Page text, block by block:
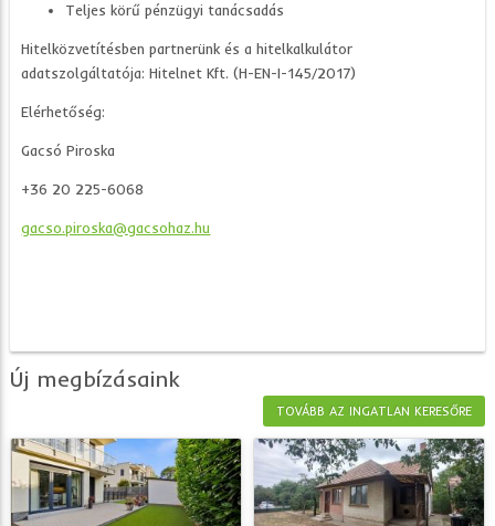
Teljes körű pénzügyi tanácsadás
Hitelközvetítésben partnerünk és a hitelkalkulátor
adatszolgáltatója: Hitelnet Kft. (H-EN-I-145/2017)
Elérhetőség:
Gacsó Piroska
+36 20 225-6068
gacso.piroska@gacsohaz.hu
Új megbízásaink
TOVÁBB AZ INGATLAN KERESŐRE